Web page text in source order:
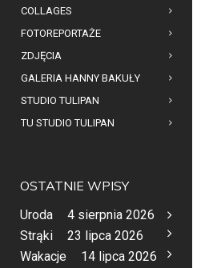
COLLAGES
FOTOREPORTAŻE
ZDJĘCIA
GALERIA HANNY BAKUŁY
STUDIO TULIPAN
TU STUDIO TULIPAN
OSTATNIE WPISY
Uroda
4 sierpnia 2026
Strąki
23 lipca 2026
Wakacje
14 lipca 2026